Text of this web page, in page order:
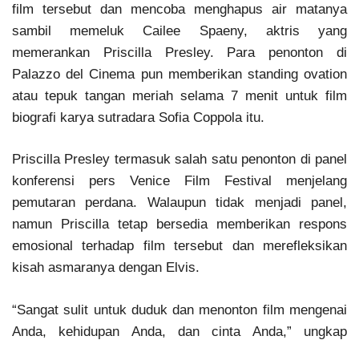
film tersebut dan mencoba menghapus air matanya
sambil memeluk Cailee Spaeny, aktris yang
memerankan Priscilla Presley. Para penonton di
Palazzo del Cinema pun memberikan standing ovation
atau tepuk tangan meriah selama 7 menit untuk film
biografi karya sutradara Sofia Coppola itu.
Priscilla Presley termasuk salah satu penonton di panel
konferensi pers Venice Film Festival menjelang
pemutaran perdana. Walaupun tidak menjadi panel,
namun Priscilla tetap bersedia memberikan respons
emosional terhadap film tersebut dan merefleksikan
kisah asmaranya dengan Elvis.
“Sangat sulit untuk duduk dan menonton film mengenai
Anda, kehidupan Anda, dan cinta Anda,” ungkap